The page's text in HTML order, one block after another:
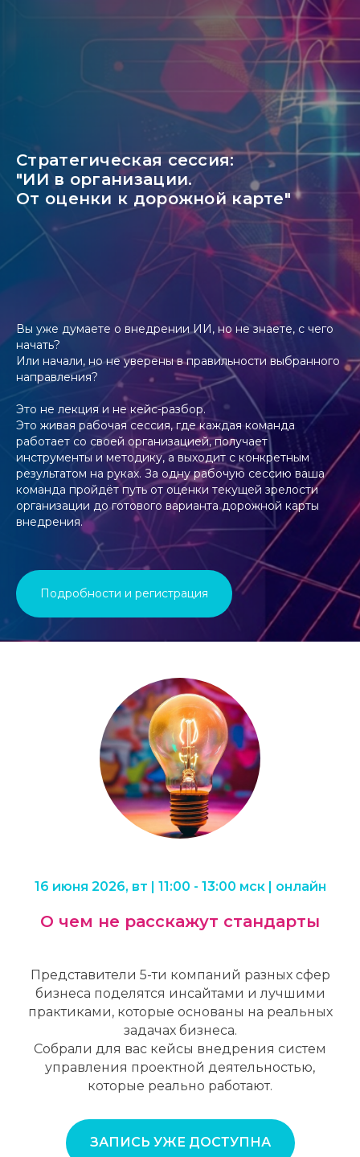
Стратегическая сессия:
"ИИ в организации.
От оценки к дорожной карте"
Вы уже думаете о внедрении ИИ, но не знаете, с чего
начать?
Или начали, но не уверены в правильности выбранного
направления?
Это не лекция и не кейс-разбор.
Это живая рабочая сессия, где каждая команда
работает со своей организацией, получает
инструменты и методику, а выходит с конкретным
результатом на руках. За одну рабочую сессию ваша
команда пройдёт путь от оценки текущей зрелости
организации до готового варианта дорожной карты
внедрения.
Подробности и регистрация
16 июня 2026, вт | 11:00 - 13:00 мск | онлайн
О чем не расскажут стандарты
Представители 5-ти компаний разных сфер
бизнеса поделятся инсайтами и лучшими
практиками, которые основаны на реальных
задачах бизнеса.
Собрали для вас кейсы внедрения систем
управления проектной деятельностью,
которые реально работают.
ЗАПИСЬ УЖЕ ДОСТУПНА